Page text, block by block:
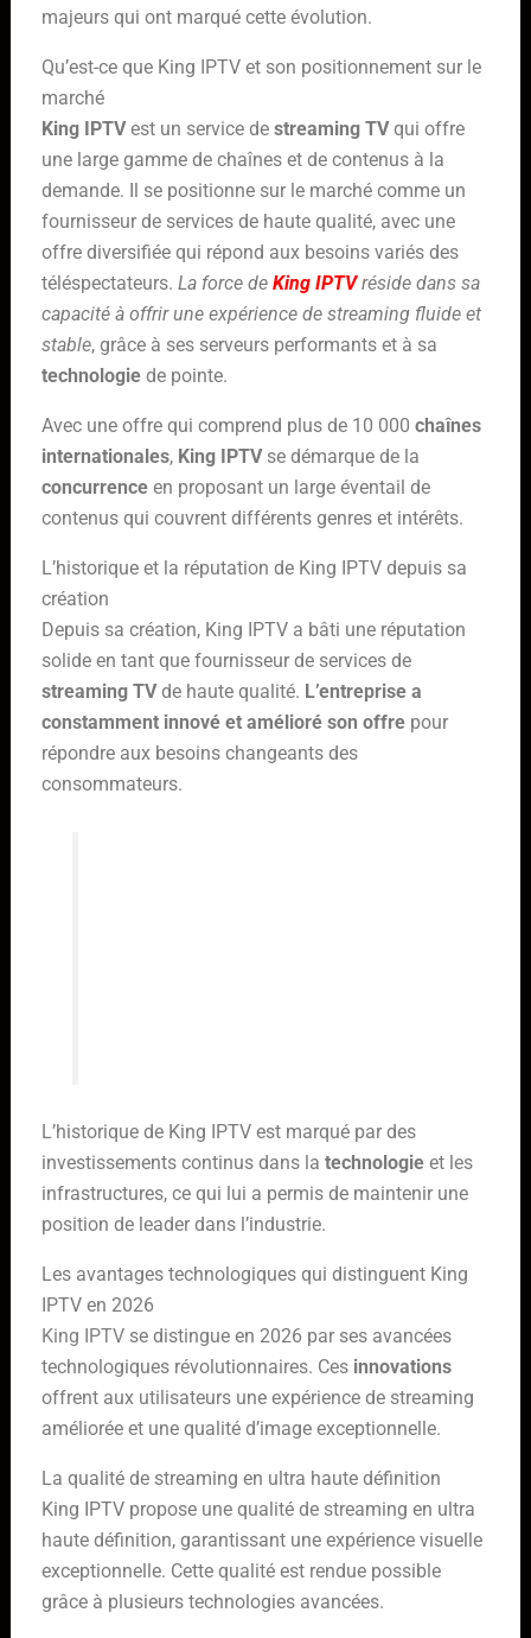
majeurs qui ont marqué cette évolution.
Qu’est-ce que King IPTV et son positionnement sur le
marché
King IPTVest un service de streaming TVqui offre
une large gamme de chaînes et de contenus à la
demande. Il se positionne sur le marché comme un
fournisseur de services de haute qualité, avec une
offre diversifiée qui répond aux besoins variés des
téléspectateurs. La force deKing IPTVréside dans sa
capacité à offrir une expérience de streaming fluide et
stable, grâce à ses serveurs performants et à sa
technologiede pointe.
Avec une offre qui comprend plus de 10 000 chaînes
internationales, King IPTVse démarque de la
concurrenceen proposant un large éventail de
contenus qui couvrent différents genres et intérêts.
L’historique et la réputation de King IPTV depuis sa
création
Depuis sa création, King IPTV a bâti une réputation
solide en tant que fournisseur de services de
streaming TVde haute qualité. L’entreprise a
constamment innové et amélioré son offrepour
répondre aux besoins changeants des
consommateurs.
L’historique de King IPTV est marqué par des
investissements continus dans la technologieet les
infrastructures, ce qui lui a permis de maintenir une
position de leader dans l’industrie.
Les avantages technologiques qui distinguent King
IPTV en 2026
King IPTVse distingue en 2026 par ses avancées
technologiques révolutionnaires. Ces innovations
offrent aux utilisateurs une expérience de streaming
améliorée et une qualité d’image exceptionnelle.
La qualité de streaming en ultra haute définition
King IPTV propose une qualité de streaming en ultra
haute définition, garantissant une expérience visuelle
exceptionnelle. Cette qualité est rendue possible
grâce à plusieurs technologies avancées.